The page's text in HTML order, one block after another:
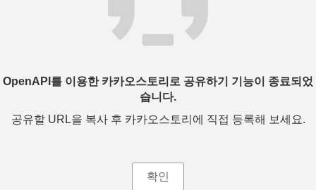
OpenAPI를 이용한 카카오스토리로 공유하기 기능이 종료되었
습니다.
공유할 URL을 복사 후 카카오스토리에 직접 등록해 보세요.
확인